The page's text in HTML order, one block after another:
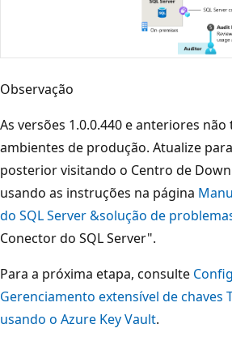
Observação
As versões 1.0.0.440 e anteriores
ambientes de produção. Atualize
posterior visitando o Centro de
usando as instruções na página
do SQL Server &solução de
Conector do SQL Server".
Para a próxima etapa, consulte
Gerenciamento extensível de chaves
usando o Azure Key Vault.